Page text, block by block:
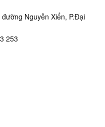
Nguyễn Xiển, P.Đại
253